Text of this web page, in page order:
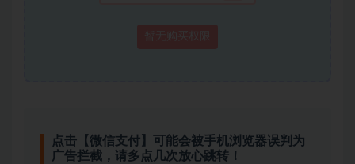
点击【微信支付】可能会被手机浏览器误判为
广告拦截，请多点几次放心跳转！